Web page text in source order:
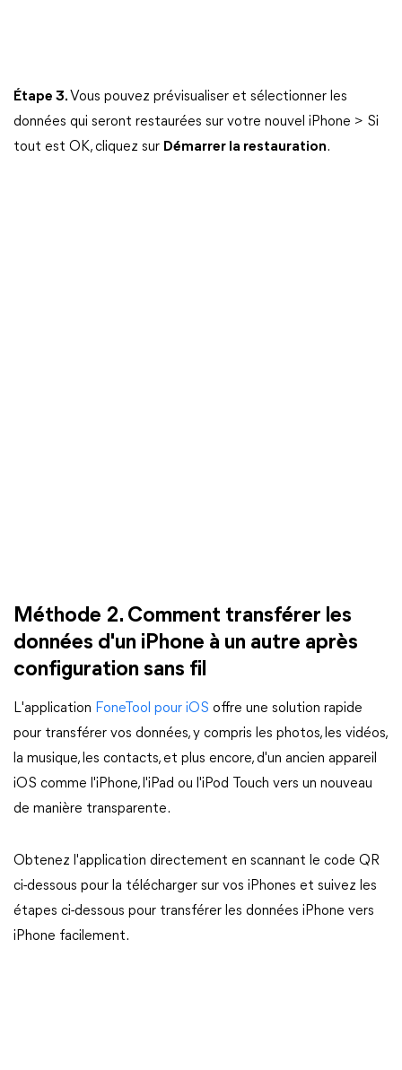
Étape 3. Vous pouvez prévisualiser et sélectionner les
données qui seront restaurées sur votre nouvel iPhone > Si
tout est OK, cliquez sur Démarrer la restauration.
Méthode 2. Comment transférer les
données d'un iPhone à un autre après
configuration sans fil
L'application FoneTool pour iOS offre une solution rapide
pour transférer vos données, y compris les photos, les vidéos,
la musique, les contacts, et plus encore, d'un ancien appareil
iOS comme l'iPhone, l'iPad ou l'iPod Touch vers un nouveau
de manière transparente.
Obtenez l'application directement en scannant le code QR
ci-dessous pour la télécharger sur vos iPhones et suivez les
étapes ci-dessous pour transférer les données iPhone vers
iPhone facilement.